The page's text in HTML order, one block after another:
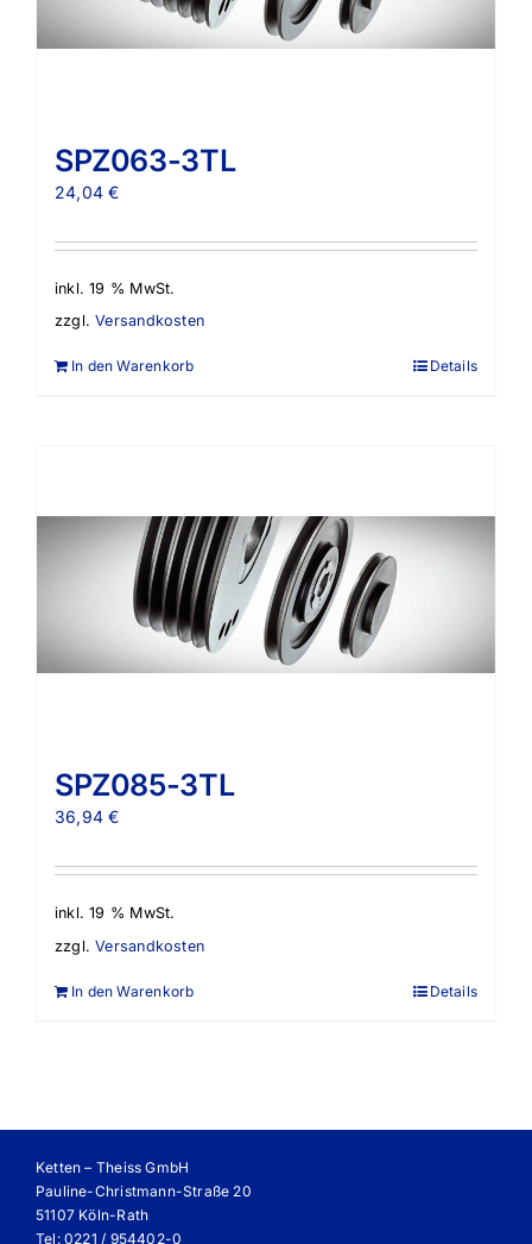
SPZ063-3TL
24,04€
inkl. 19 % MwSt.
zzgl.Versandkosten
In den Warenkorb Details
SPZ085-3TL
36,94€
inkl. 19 % MwSt.
zzgl.Versandkosten
In den Warenkorb Details
Ketten – Theiss GmbH
Pauline-Christmann-Straße 20
51107 Köln-Rath
Tel: 0221 / 954402-0